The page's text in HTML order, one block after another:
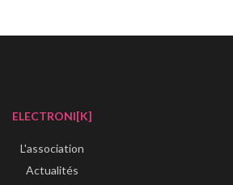
ELECTRONI[K]
L'association
Actualités